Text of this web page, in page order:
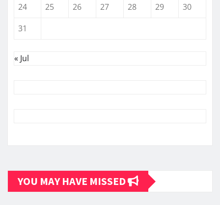
24
25 26 27 28 29
30
31
« Jul
YOU MAY HAVE MISSED